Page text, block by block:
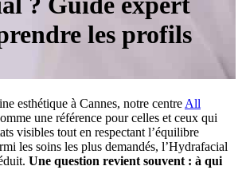
les profils
esthétique à Cannes, notre centre All
une référence pour celles et ceux qui
visibles tout en respectant l’équilibre
les soins les plus demandés, l’Hydrafacial
Une question revient souvent : à qui